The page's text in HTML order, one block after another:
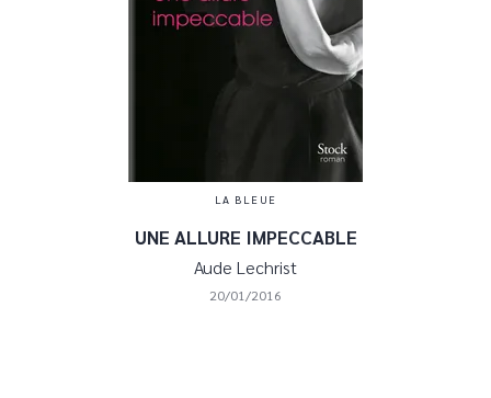
LA BLEUE
UNE ALLURE IMPECCABLE
Aude Lechrist
20/01/2016